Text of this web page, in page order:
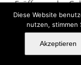
Eröffnung der
vom Mutterleib
unabhängig
Kinder
Diese Website
nutzen, stimmen
Akzeptieren